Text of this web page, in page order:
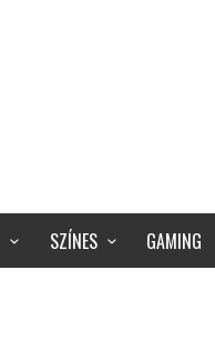
SZÍNES GAMING